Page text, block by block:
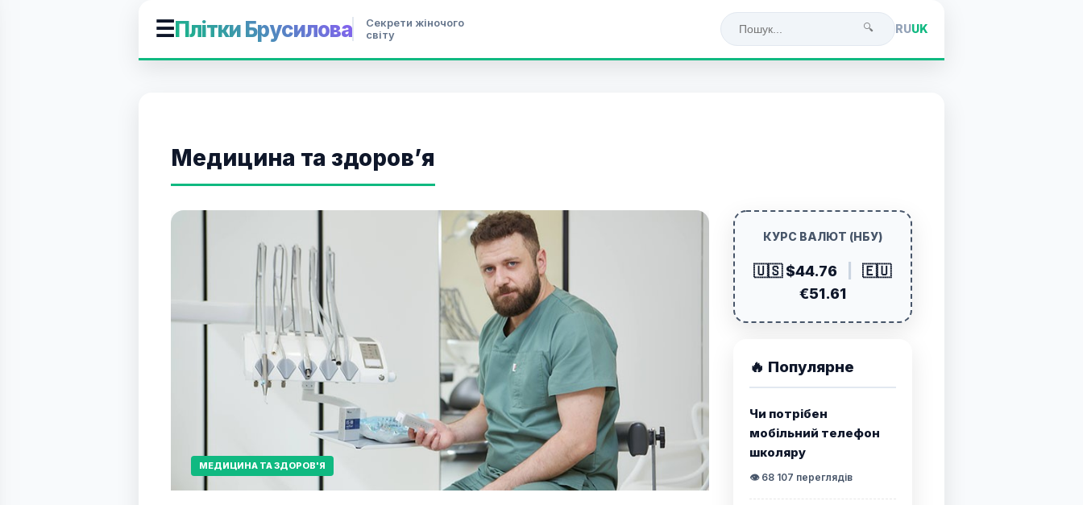
☰Плітки Брусилова
Секрети жіночого
світу
🔍 RUUK
Медицина та здоров’я
МЕДИЦИНА ТА ЗДОРОВ'Я
КУРС ВАЛЮТ (НБУ)
🇺🇸 $44.76
🇪🇺
€51.61
🔥 Популярне
Чи потрібен
мобільний телефон
школяру
👁️ 68 107 переглядів